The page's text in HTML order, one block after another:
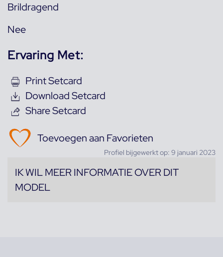
Brildragend
Nee
Ervaring Met:
Print Setcard
Download Setcard
Share Setcard
Toevoegen aan Favorieten
Profiel bijgewerkt op: 9 januari 2023
IK WIL MEER INFORMATIE OVER DIT
MODEL